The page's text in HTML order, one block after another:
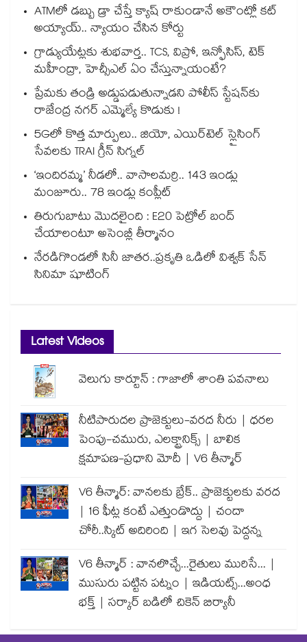
ATMలో డబ్బు డ్రా చేస్తే క్యాష్ రాకుండానే అకౌంట్లో కట్
అయ్యాయ్.. న్యాయం చేసిన కోర్టు
గ్రాడ్యుయేట్లకు శుభవార్త.. TCS, విప్రో, ఇన్ఫోసిస్, టెక్
మహీంద్రా, హెచ్సీఎల్ ఏం చేస్తున్నాయంటే?
ప్రేమకు తండ్రి అడ్డుపడుతున్నాడని పోలీస్ స్టేషన్⁪కు
రాజేంద్ర నగర్ ఎమ్మెల్యే కొడుకు !
5Gలో కొత్త మార్పులు.. జియో, ఎయిర్‌టెల్ స్లైసింగ్
సేవలకు TRAI గ్రీన్ సిగ్నల్
‘ఇందిరమ్మ’ నీడలో.. వాసాలమర్రి.. 143 ఇండ్లు
మంజూరు.. 78 ఇండ్లు కంప్లీట్
తిరుగుబాటు మొదలైంది : E20 పెట్రోల్ బంద్
చేయాలంటూ అసెంబ్లీ తీర్మానం
నేరడిగొండలో సినీ జాతర..ప్రకృతి ఒడిలో విశ్వక్ సేన్
సినిమా షూటింగ్
Latest Videos
వెలుగు కార్టూన్ : గాజాలో శాంతి పవనాలు
నీటిపారుదల ప్రాజెక్టులు-వరద నీరు | ధరల
పెంపు-చమురు, ఎలక్ట్రానిక్స్ | బాలిక
క్షమాపణ-ప్రధాని మోదీ | V6 తీన్మార్
V6 తీన్మార్: వానలకు బ్రేక్.. ప్రాజెక్టులకు వరద
| 16 ఫీట్ల కంటే ఎత్తుండొద్దు | చందా
చోరీ..స్కిట్ అదిరింది | ఇగ సెలవు పెద్దన్న
V6 తీన్మార్ : వానలొచ్చే...రైతులు మురిసే... |
ముసురు పట్టిన పట్నం | ఇడియట్స్...అంధ
భక్త్ | సర్కార్ బడిలో చికెన్ బిర్యానీ